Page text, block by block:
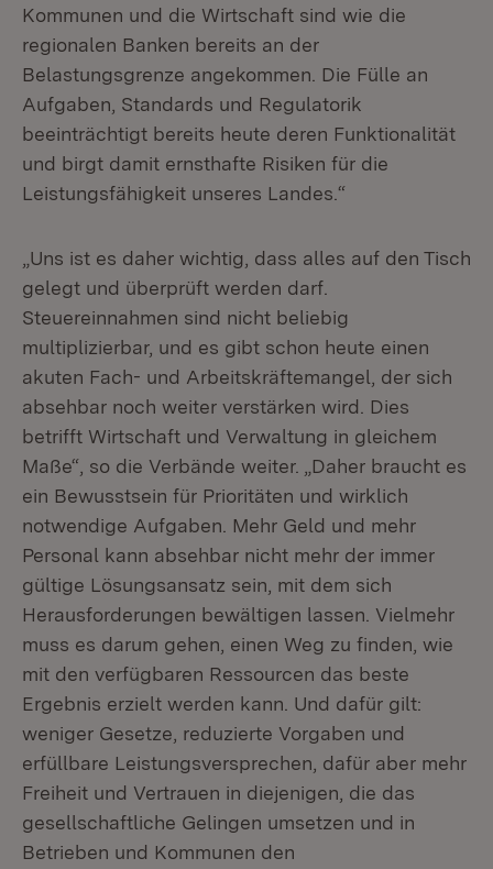
Kommunen und die Wirtschaft sind wie die
regionalen Banken bereits an der
Belastungsgrenze angekommen. Die Fülle an
Aufgaben, Standards und Regulatorik
beeinträchtigt bereits heute deren Funktionalität
und birgt damit ernsthafte Risiken für die
Leistungsfähigkeit unseres Landes.“
„Uns ist es daher wichtig, dass alles auf den Tisch
gelegt und überprüft werden darf.
Steuereinnahmen sind nicht beliebig
multiplizierbar, und es gibt schon heute einen
akuten Fach- und Arbeitskräftemangel, der sich
absehbar noch weiter verstärken wird. Dies
betrifft Wirtschaft und Verwaltung in gleichem
Maße“, so die Verbände weiter. „Daher braucht es
ein Bewusstsein für Prioritäten und wirklich
notwendige Aufgaben. Mehr Geld und mehr
Personal kann absehbar nicht mehr der immer
gültige Lösungsansatz sein, mit dem sich
Herausforderungen bewältigen lassen. Vielmehr
muss es darum gehen, einen Weg zu finden, wie
mit den verfügbaren Ressourcen das beste
Ergebnis erzielt werden kann. Und dafür gilt:
weniger Gesetze, reduzierte Vorgaben und
erfüllbare Leistungsversprechen, dafür aber mehr
Freiheit und Vertrauen in diejenigen, die das
gesellschaftliche Gelingen umsetzen und in
Betrieben und Kommunen den